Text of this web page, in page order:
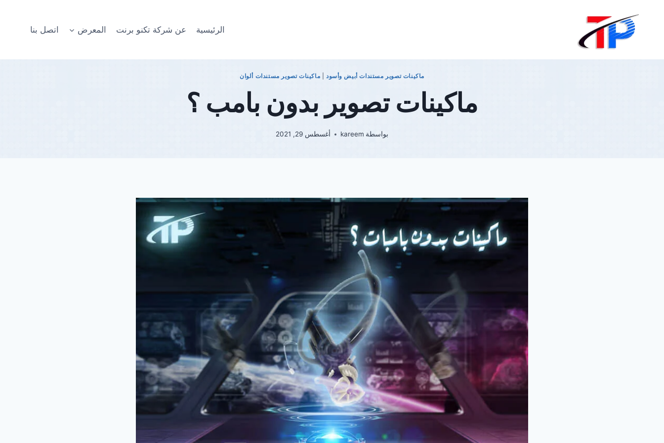
الرئيسية عن شركة تكنو برنت المعرض اتصل بنا
ماكينات تصوير مستندات أبيض وأسود ماكينات تصوير مستندات ألوان
ماكينات تصوير بدون بامب ؟
بواسطة kareem أغسطس 29, 2021